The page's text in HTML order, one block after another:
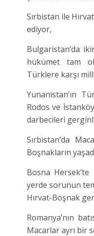
Sırbistan ile
ediyor,
Bulgaristan’da
hükümet tam
Türklere karşı
Yunanistan’ın
Rodos ve
darbecileri
Sırbistan’da
Boşnakların
Bosna Hersek’te
yerde sorunun
Hırvat-Boşnak
Romanya’nın
Macarlar ayrı bir